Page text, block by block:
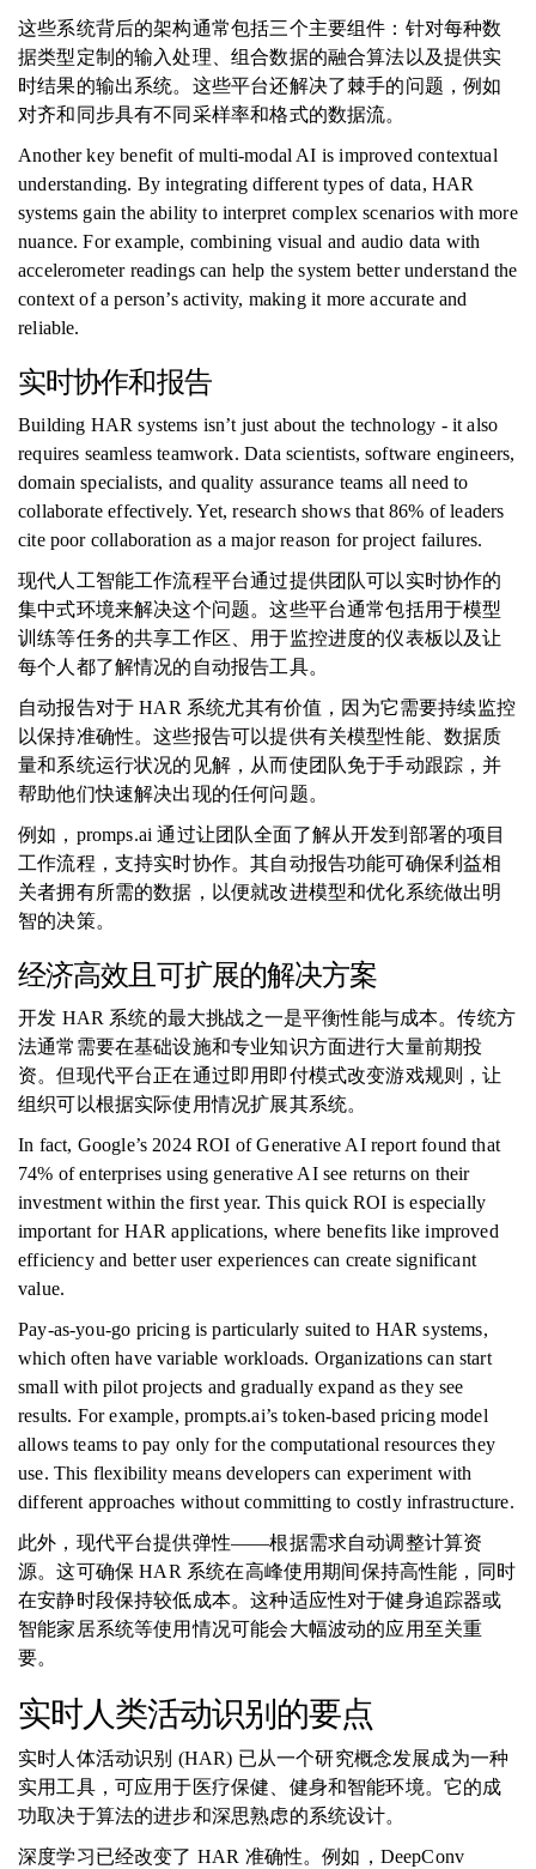
这些系统背后的架构通常包括三个主要组件：针对每种数
据类型定制的输入处理、组合数据的融合算法以及提供实
时结果的输出系统。这些平台还解决了棘手的问题，例如
对齐和同步具有不同采样率和格式的数据流。
Another key benefit of multi-modal AI is improved contextual
understanding. By integrating different types of data, HAR
systems gain the ability to interpret complex scenarios with more
nuance. For example, combining visual and audio data with
accelerometer readings can help the system better understand the
context of a person’s activity, making it more accurate and
reliable.
实时协作和报告
Building HAR systems isn’t just about the technology - it also
requires seamless teamwork. Data scientists, software engineers,
domain specialists, and quality assurance teams all need to
collaborate effectively. Yet, research shows that 86% of leaders
cite poor collaboration as a major reason for project failures.
现代人工智能工作流程平台通过提供团队可以实时协作的
集中式环境来解决这个问题。这些平台通常包括用于模型
训练等任务的共享工作区、用于监控进度的仪表板以及让
每个人都了解情况的自动报告工具。
自动报告对于 HAR 系统尤其有价值，因为它需要持续监控
以保持准确性。这些报告可以提供有关模型性能、数据质
量和系统运行状况的见解，从而使团队免于手动跟踪，并
帮助他们快速解决出现的任何问题。
例如，promps.ai 通过让团队全面了解从开发到部署的项目
工作流程，支持实时协作。其自动报告功能可确保利益相
关者拥有所需的数据，以便就改进模型和优化系统做出明
智的决策。
经济高效且可扩展的解决方案
开发 HAR 系统的最大挑战之一是平衡性能与成本。传统方
法通常需要在基础设施和专业知识方面进行大量前期投
资。但现代平台正在通过即用即付模式改变游戏规则，让
组织可以根据实际使用情况扩展其系统。
In fact, Google’s 2024 ROI of Generative AI report found that
74% of enterprises using generative AI see returns on their
investment within the first year. This quick ROI is especially
important for HAR applications, where benefits like improved
efficiency and better user experiences can create significant
value.
Pay-as-you-go pricing is particularly suited to HAR systems,
which often have variable workloads. Organizations can start
small with pilot projects and gradually expand as they see
results. For example, prompts.ai’s token-based pricing model
allows teams to pay only for the computational resources they
use. This flexibility means developers can experiment with
different approaches without committing to costly infrastructure.
此外，现代平台提供弹性——根据需求自动调整计算资
源。这可确保 HAR 系统在高峰使用期间保持高性能，同时
在安静时段保持较低成本。这种适应性对于健身追踪器或
智能家居系统等使用情况可能会大幅波动的应用至关重
要。
实时人类活动识别的要点
实时人体活动识别 (HAR) 已从一个研究概念发展成为一种
实用工具，可应用于医疗保健、健身和智能环境。它的成
功取决于算法的进步和深思熟虑的系统设计。
深度学习已经改变了 HAR 准确性。例如，DeepConv